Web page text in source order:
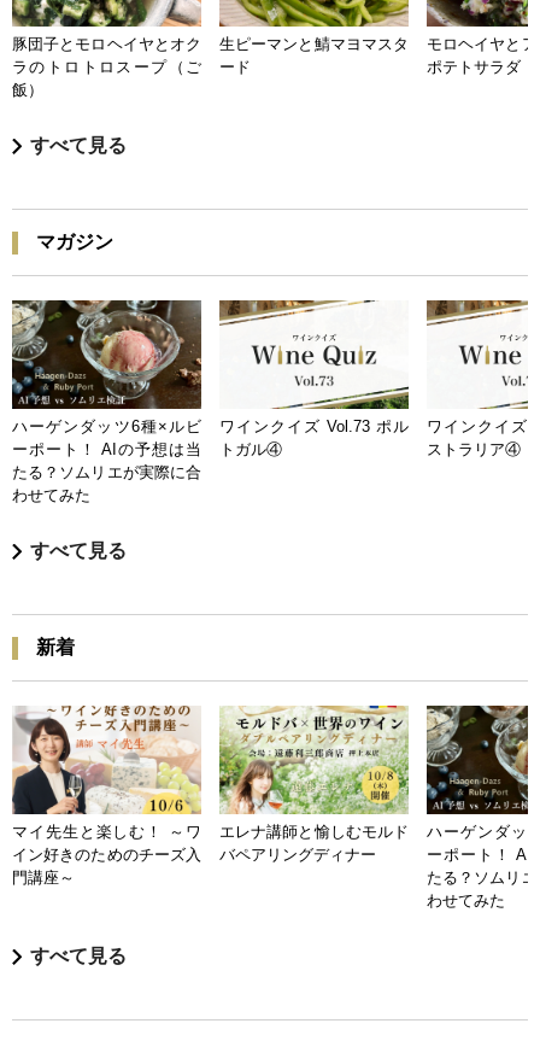
豚団子とモロヘイヤとオク
ラのトロトロスープ（ご
飯）
生ピーマンと鯖マヨマスタ
ード
モロヘイヤと
ポテトサラダ
すべて見る
マガジン
ハーゲンダッツ6種×ルビ
ーポート！ AIの予想は当
たる？ソムリエが実際に合
わせてみた
ワインクイズ Vol.73 ポル
トガル④
ワインクイズ
ストラリア④
すべて見る
新着
マイ先生と楽しむ！ ～ワ
イン好きのためのチーズ入
門講座～
エレナ講師と愉しむモルド
バペアリングディナー
ハーゲンダッ
ーポート！ AI
たる？ソムリ
わせてみた
すべて見る